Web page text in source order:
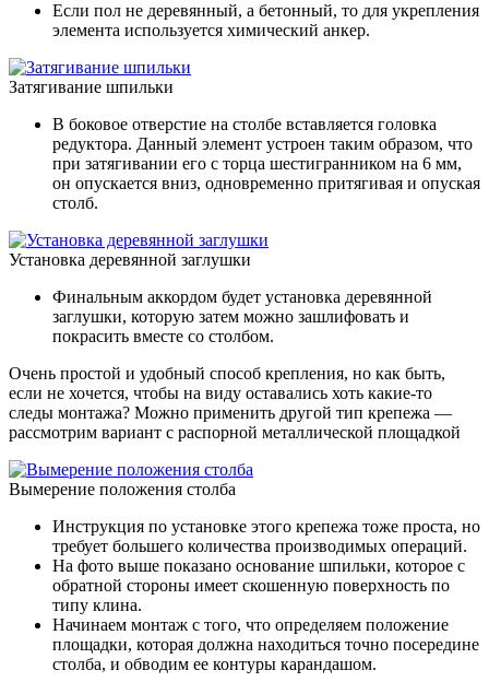
Если пол не деревянный, а бетонный, то для укрепления
элемента используется химический анкер.
Затягивание шпильки
В боковое отверстие на столбе вставляется головка
редуктора. Данный элемент устроен таким образом, что
при затягивании его с торца шестигранником на 6 мм,
он опускается вниз, одновременно притягивая и опуская
столб.
Установка деревянной заглушки
Финальным аккордом будет установка деревянной
заглушки, которую затем можно зашлифовать и
покрасить вместе со столбом.
Очень простой и удобный способ крепления, но как быть,
если не хочется, чтобы на виду оставались хоть какие-то
следы монтажа? Можно применить другой тип крепежа —
рассмотрим вариант с распорной металлической площадкой
Вымерение положения столба
Инструкция по установке этого крепежа тоже проста, но
требует большего количества производимых операций.
На фото выше показано основание шпильки, которое с
обратной стороны имеет скошенную поверхность по
типу клина.
Начинаем монтаж с того, что определяем положение
площадки, которая должна находиться точно посередине
столба, и обводим ее контуры карандашом.